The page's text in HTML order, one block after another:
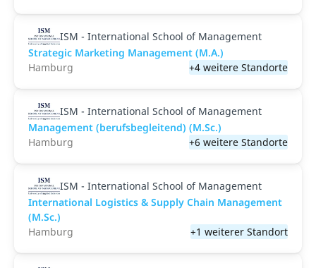
ISM - International School of Management
Strategic Marketing Management (M.A.)
Hamburg
+4 weitere Standorte
ISM - International School of Management
Management (berufsbegleitend) (M.Sc.)
Hamburg
+6 weitere Standorte
ISM - International School of Management
International Logistics & Supply Chain Management
(M.Sc.)
Hamburg
+1 weiterer Standort